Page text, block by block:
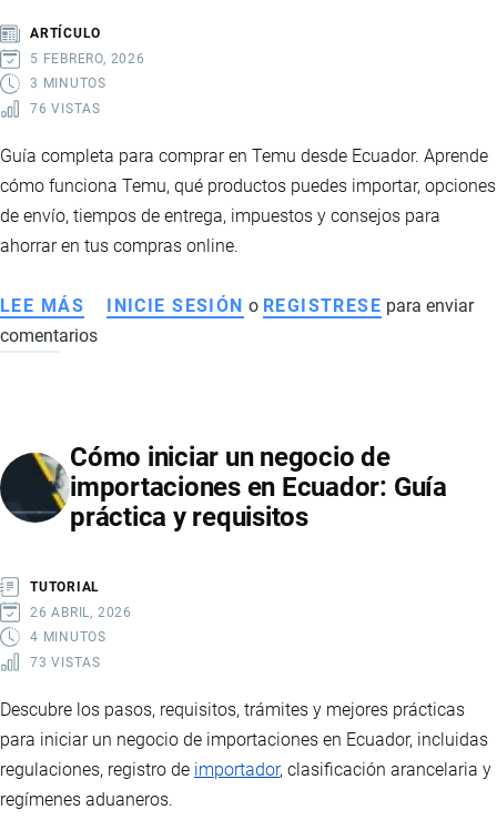
ARTÍCULO
5 FEBRERO, 2026
3 MINUTOS
76 VISTAS
Guía completa para comprar en Temu desde Ecuador. Aprende
cómo funciona Temu, qué productos puedes importar, opciones
de envío, tiempos de entrega, impuestos y consejos para
ahorrar en tus compras online.
LEE MÁS SOBRE
CÓMO
TEMU
A
ECUADOR:
INICIE SESIÓN o REGISTRESE para enviar
comentarios
Cómo iniciar un negocio de
importaciones en Ecuador: Guía
práctica y requisitos
TUTORIAL
26 ABRIL, 2026
4 MINUTOS
73 VISTAS
Descubre los pasos, requisitos, trámites y mejores prácticas
para iniciar un negocio de importaciones en Ecuador, incluidas
regulaciones, registro de importador, clasificación arancelaria y
regímenes aduaneros.